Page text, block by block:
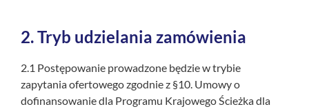
2.Tryb udzielania zamówienia
2.1 Postępowanie prowadzone będzie w trybie
zapytania ofertowego zgodnie z §10. Umowy o
dofinansowanie dla Programu Krajowego Ścieżka dla